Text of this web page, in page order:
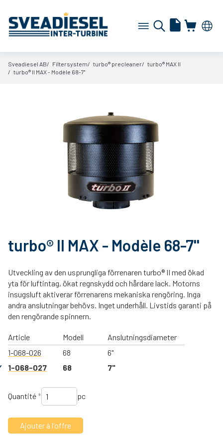
Sveadiesel AB Filtersystem turbo® precleaner
turbo® MAX II
turbo® II MAX - Modèle 68-7''
turbo® II MAX - Modèle 68-7''
Utveckling av den usprungliga förrenaren turbo® II med ökad
yta för luftintag, ökat regnskydd och hårdare lack. Motorns
insugsluft aktiverar förrenarens mekaniska rengöring. Inga
andra anslutningar behövs. Inget underhåll. Livstids garanti på
den rengörande spinnern.
Article Modell
Anslutningsdiameter
1-068-026
68
6"
1-068-027
68 7"
Quantité* pc